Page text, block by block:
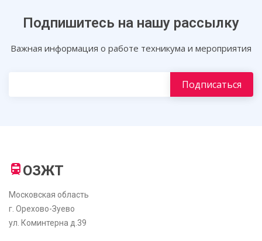
Подпишитесь на нашу рассылку
Важная информация о работе техникума и мероприятия
ОЗЖТ
Московская область
г. Орехово-Зуево
ул. Коминтерна д.39